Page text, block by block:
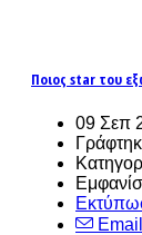
Ποιος star του
09 Σεπ
Email